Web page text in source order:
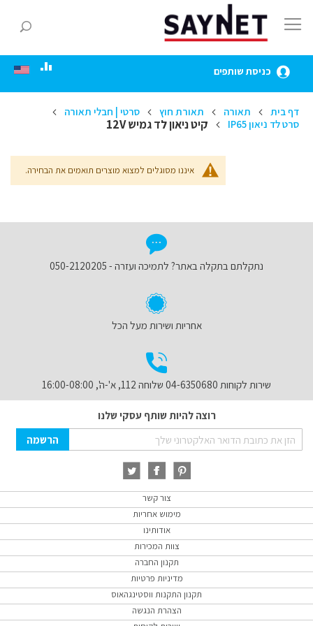
to
Content
כניסת שותפים
דף בית תאורה תאורת חוץ
סרטי | חבלי תאורה
סרט לד ניאון IP65
קיט ניאון לד גמיש 12V
איננו מסוגלים למצוא מוצרים תואמים את הבחירה.
נתקלתם בתקלה באתר? לתמיכה ועזרה - 050-2120205
אחריות ושירות מעל הכל
שירות לקוחות 04-6350680 שלוחה 112, א'-ה', 16:00-08:00
רוצה להיות שותף עסקי שלנו
Sign
Up
Newsletter:
הרשמה
צור קשר
מימוש אחריות
אודותינו
צוות המכירות
תקנון החברה
מדיניות פרטיות
תקנון התקנות ווסטינגהאוס
הצהרת הנגשה